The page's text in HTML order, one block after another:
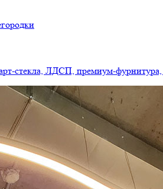
стекла, ЛДСП, премиум-